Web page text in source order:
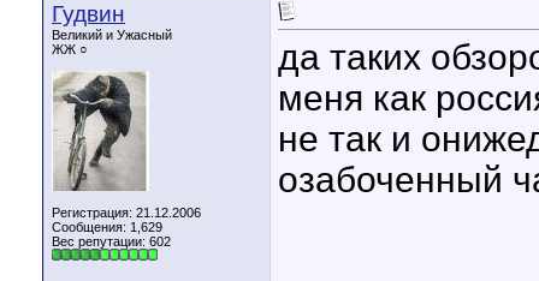
Гудвин
Великий и Ужасный
ЖЖ ○
Регистрация: 21.12.2006
Сообщения: 1,629
Вес репутации: 602
да таких
меня как
не так и
озабоченный